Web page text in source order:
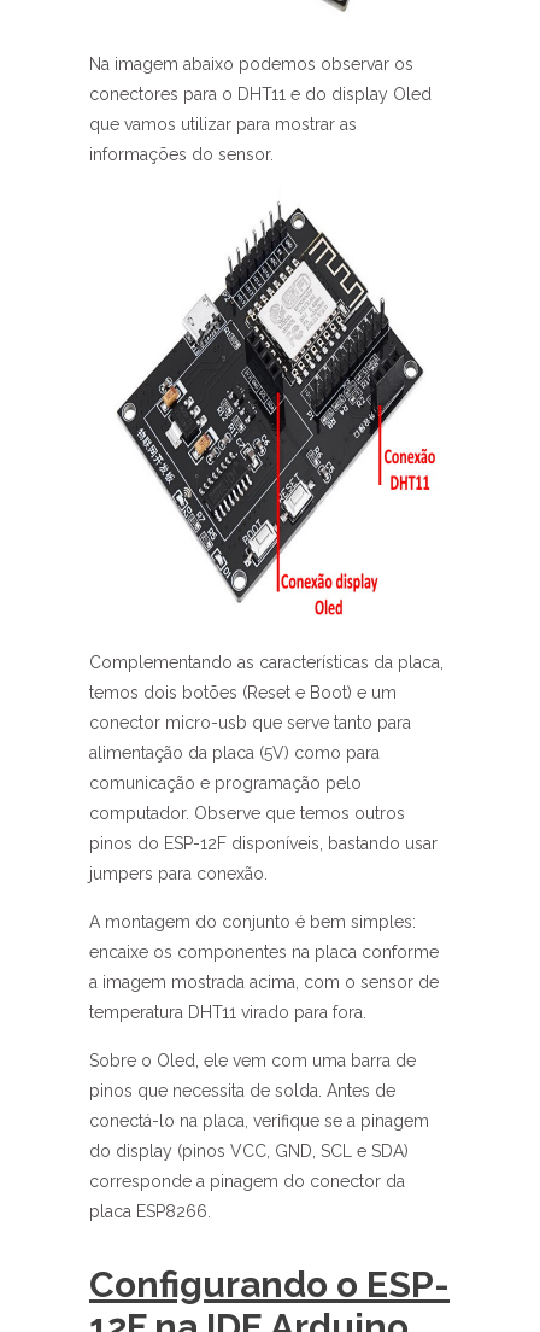
Na imagem abaixo podemos observar os
conectores para o DHT11 e do display Oled
que vamos utilizar para mostrar as
informações do sensor.
Complementando as características da placa,
temos dois botões (Reset e Boot) e um
conector micro-usb que serve tanto para
alimentação da placa (5V) como para
comunicação e programação pelo
computador. Observe que temos outros
pinos do ESP-12F disponíveis, bastando usar
jumpers para conexão.
A montagem do conjunto é bem simples:
encaixe os componentes na placa conforme
a imagem mostrada acima, com o sensor de
temperatura DHT11 virado para fora.
Sobre o Oled, ele vem com uma barra de
pinos que necessita de solda. Antes de
conectá-lo na placa, verifique se a pinagem
do display (pinos VCC, GND, SCL e SDA)
corresponde a pinagem do conector da
placa ESP8266.
Configurando o ESP-